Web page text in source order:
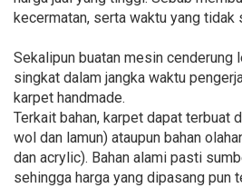
kecermatan, serta waktu yang tidak
Sekalipun buatan mesin cenderung
singkat dalam jangka waktu
karpet handmade.
Terkait bahan, karpet dapat terbuat
wol dan lamun) ataupun bahan
dan acrylic). Bahan alami pasti
sehingga harga yang dipasang pun